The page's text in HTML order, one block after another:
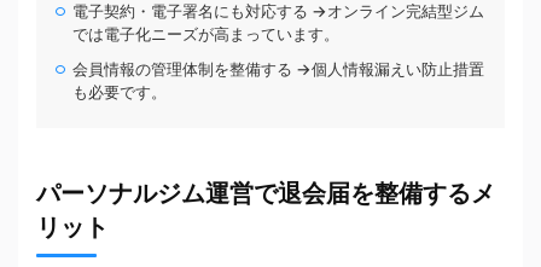
電子契約・電子署名にも対応する →オンライン完結型ジム
では電子化ニーズが高まっています。
会員情報の管理体制を整備する →個人情報漏えい防止措置
も必要です。
パーソナルジム運営で退会届を整備するメ
リット